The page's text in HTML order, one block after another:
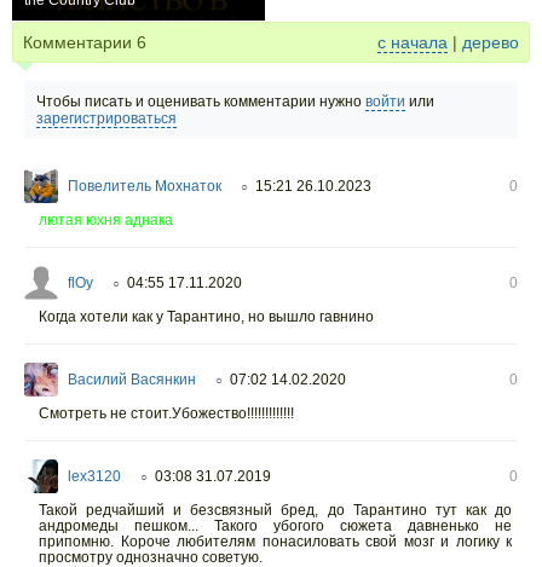
Комментарии 6 с начала | дерево
Чтобы писать и оценивать комментарии нужно войти или
зарегистрироваться
Повелитель Мохнаток ○ 15:21 26.10.2023
0
лютая юхня аднака
flOy ○ 04:55 17.11.2020
0
Когда хотели как у Тарантино, но вышло гавнино
Василий Васянкин ○ 07:02 14.02.2020
0
Смотреть не стоит.Убожество!!!!!!!!!!!!!
lex3120 ○ 03:08 31.07.2019
0
Такой редчайший и безсвязный бред, до Тарантино тут как до
андромеды пешком... Такого убогого сюжета давненько не
припомню. Короче любителям понасиловать свой мозг и логику к
просмотру однозначно советую.